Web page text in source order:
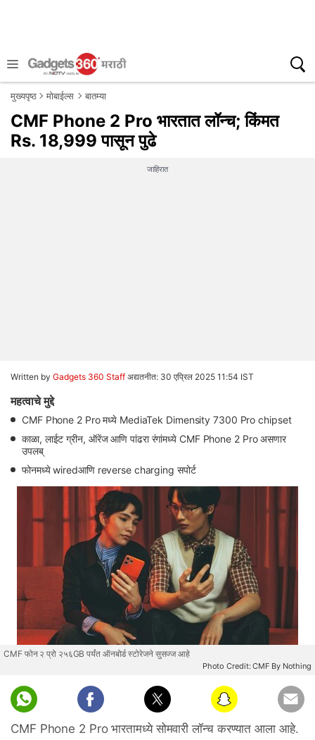
मुख्यपृष्ठ मोबाईल्स बातम्या
CMF Phone 2 Pro भारतात लॉन्च; किंमत
Rs. 18,999 पासून पुढे
जाहिरात
Written by Gadgets 360 Staff अद्यतनीत: 30 एप्रिल 2025 11:54 IST
महत्वाचे मुद्दे
CMF Phone 2 Pro मध्ये MediaTek Dimensity 7300 Pro chipset
काळा, लाईट ग्रीन, ऑरेंज आणि पांढरा रंगांमध्ये CMF Phone 2 Pro असणार
उपलब्
फोनमध्ये wiredआणि reverse charging सपोर्ट
CMF फोन २ प्रो २५६GB पर्यंत ऑनबोर्ड स्टोरेजने सुसज्ज आहे
Photo Credit: CMF By Nothing
CMF Phone 2 Pro भारतामध्ये सोमवारी लॉन्च करण्यात आला आहे.